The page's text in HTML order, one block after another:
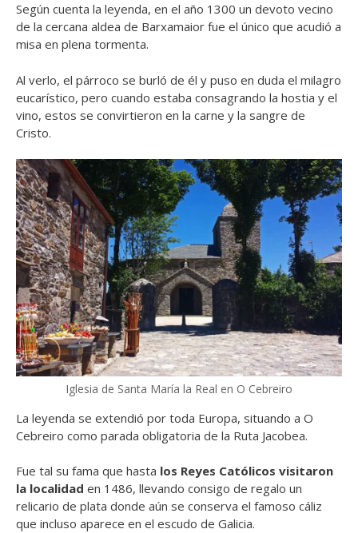
Según cuenta la leyenda, en el año 1300 un devoto vecino
de la cercana aldea de Barxamaior fue el único que acudió a
misa en plena tormenta.
Al verlo, el párroco se burló de él y puso en duda el milagro
eucarístico, pero cuando estaba consagrando la hostia y el
vino, estos se convirtieron en la carne y la sangre de
Cristo.
Iglesia de Santa María la Real en O Cebreiro
La leyenda se extendió por toda Europa, situando a O
Cebreiro como parada obligatoria de la Ruta Jacobea.
Fue tal su fama que hasta los Reyes Católicos visitaron
la localidad en 1486, llevando consigo de regalo un
relicario de plata donde aún se conserva el famoso cáliz
que incluso aparece en el escudo de Galicia.